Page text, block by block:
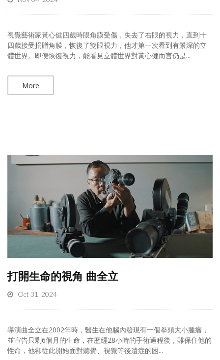
視覺藝術家黃心健四歲時眼角膜受傷，失去了右眼的視力，直到十
四歲接受捐贈角膜，恢復了雙眼視力，他才第一次看到有景深的立
體世界。即便恢復視力，能看見立體世界對黃心健而言仍是...
More
打開生命的視角 曲全立
Oct 31, 2024
導演曲全立在2002年時，醫生在他腦內發現有一個拳頭大小腫瘤，
並宣告只剩6個月的生命，在歷經28小時的手術過程後，雖保住他的
性命，他卻從此開始面對聽覺、視覺等後遺症的困...